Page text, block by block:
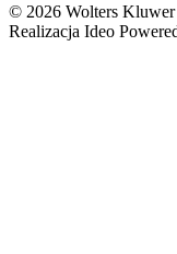
© 2026 Wolters Kluwer
Realizacja Ideo